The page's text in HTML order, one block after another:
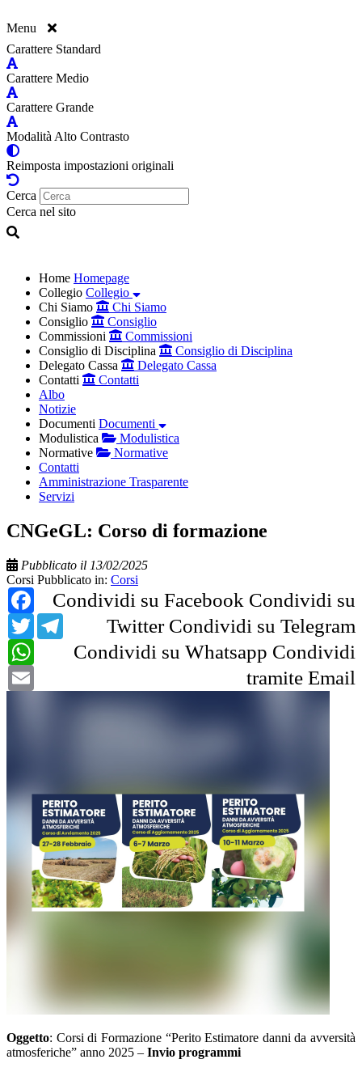
Menu
Carattere Standard
Carattere Medio
Carattere Grande
Modalità Alto Contrasto
Reimposta impostazioni originali
Cerca
Cerca nel sito
Home Homepage
Collegio Collegio
Chi Siamo
Chi Siamo
Consiglio
Consiglio
Commissioni
Commissioni
Consiglio di Disciplina
Consiglio di Disciplina
Delegato Cassa
Delegato Cassa
Contatti
Contatti
Albo
Notizie
Documenti Documenti
Modulistica
Modulistica
Normative
Normative
Contatti
Amministrazione Trasparente
Servizi
CNGeGL: Corso di formazione
Pubblicato il 13/02/2025
Corsi Pubblicato in: Corsi
Condividi su Facebook
Facebook
Condividi su
Twitter
Twitter Condividi su Telegram
Telegram
Condividi su Whatsapp
WhatsApp
Condividi
tramite Email
Oggetto: Corsi di Formazione “Perito Estimatore danni da avversità
atmosferiche” anno 2025 – Invio programmi